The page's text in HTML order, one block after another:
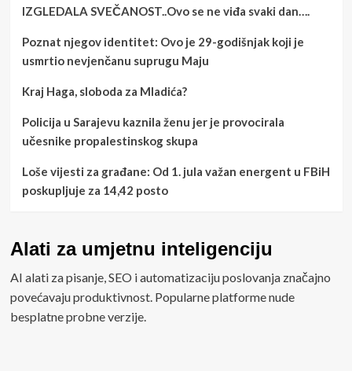
IZGLEDALA SVEČANOST..Ovo se ne viđa svaki dan….
Poznat njegov identitet: Ovo je 29-godišnjak koji je
usmrtio nevjenčanu suprugu Maju
Kraj Haga, sloboda za Mladića?
Policija u Sarajevu kaznila ženu jer je provocirala
učesnike propalestinskog skupa
Loše vijesti za građane: Od 1. jula važan energent u FBiH
poskupljuje za 14,42 posto
Alati za umjetnu inteligenciju
AI alati za pisanje, SEO i automatizaciju poslovanja značajno
povećavaju produktivnost. Popularne platforme nude
besplatne probne verzije.